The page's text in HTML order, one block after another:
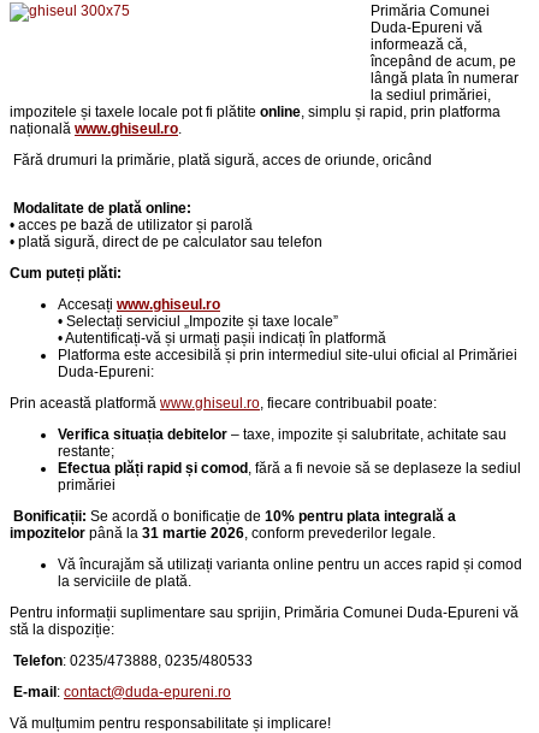
Primăria Comunei
Duda-Epureni vă
informează că,
începând de acum, pe
lângă plata în numerar
la sediul primăriei,
impozitele și taxele locale pot fi plătite online, simplu și rapid, prin platforma
națională www.ghiseul.ro.
Fără drumuri la primărie, p lată sigură, acces de oriunde, oricând
Modalitate de plată online:
• acces pe bază de utilizator și parolă
• plată sigură, direct de pe calculator sau telefon
Cum puteți plăti:
Accesați www.ghiseul.ro
• Selectați serviciul „Impozite și taxe locale”
• Autentificați-vă și urmați pașii indicați în platformă
Platforma este accesibilă și prin intermediul site-ului oficial al Primăriei
Duda-Epureni:
Prin această platformă www.ghiseul.ro, fiecare contribuabil poate:
Verifica situația debitelor – taxe, impozite și salubritate, achitate sau
restante;
Efectua plăți rapid și comod , fără a fi nevoie să se deplaseze la sediul
primăriei
Bonificații: Se acordă o bonificație de 10% pentru plata integrală a
impozitelor până la 31 martie 2026, conform prevederilor legale.
Vă încurajăm să utilizați varianta online pentru un acces rapid și comod
la serviciile de plată.
Pentru informații suplimentare sau sprijin, Primăria Comunei Duda-Epureni vă
stă la dispoziție:
Telefon: 0235/473888, 0235/480533
E-mail : contact@duda-epureni.ro
Vă mulțumim pentru responsabilitate și implicare!